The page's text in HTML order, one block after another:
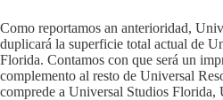
Como reportamos an anterioridad,
duplicará la superficie total actual de
Florida. Contamos con que será un
complemento al resto de Universal
comprede a Universal Studios Florida,